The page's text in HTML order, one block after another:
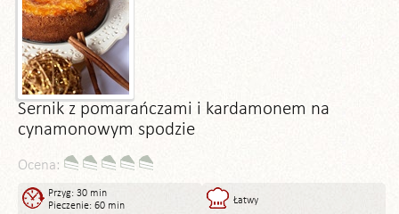
Sernik z pomarańczami i kardamonem na
cynamonowym spodzie
Ocena:
Przyg: 30 min
Pieczenie: 60 min
Łatwy